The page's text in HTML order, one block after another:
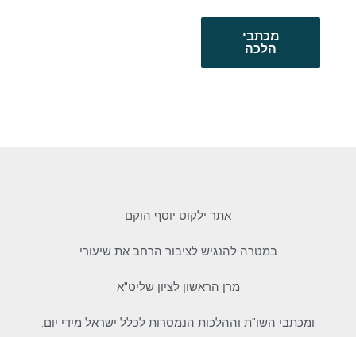
מכתבי
הלכה
אתר ילקוט יוסף הוקם
במטרה להנגיש לציבור הרחב את שיעורי
מרן הראשון לציון שליט"א
ומכתבי השו"ת וההלכות הנמסרות לכלל ישראל מידי יום.